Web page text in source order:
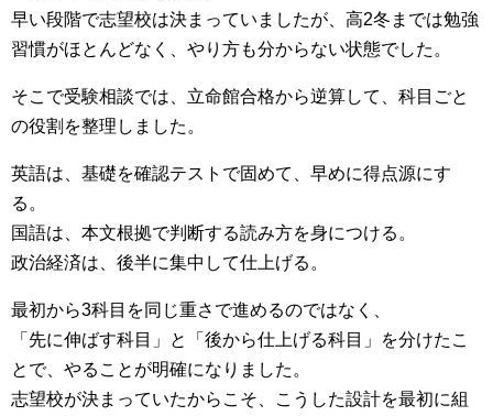
早い段階で志望校は決まっていましたが、高2冬までは勉強
習慣がほとんどなく、やり方も分からない状態でした。
そこで受験相談では、立命館合格から逆算して、科目ごと
の役割を整理しました。
英語は、基礎を確認テストで固めて、早めに得点源にす
る。
国語は、本文根拠で判断する読み方を身につける。
政治経済は、後半に集中して仕上げる。
最初から3科目を同じ重さで進めるのではなく、
「先に伸ばす科目」と「後から仕上げる科目」を分けたこ
とで、やることが明確になりました。
志望校が決まっていたからこそ、こうした設計を最初に組